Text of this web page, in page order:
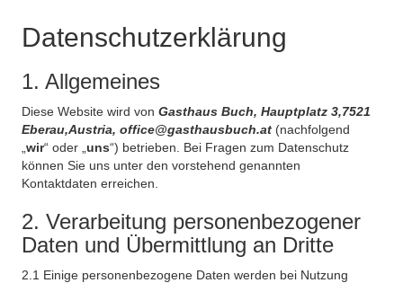
Datenschutzerklärung
1. Allgemeines
Diese Website wird von Gasthaus Buch, Hauptplatz 3,7521
Eberau,Austria, office@gasthausbuch.at (nachfolgend
wir“ oder „ uns“) betrieben. Bei Fragen zum Datenschutz
können Sie uns unter den vorstehend genannten
Kontaktdaten erreichen.
2. Verarbeitung personenbezogener
Daten und Übermittlung an Dritte
2.1 Einige personenbezogene Daten werden bei Nutzung